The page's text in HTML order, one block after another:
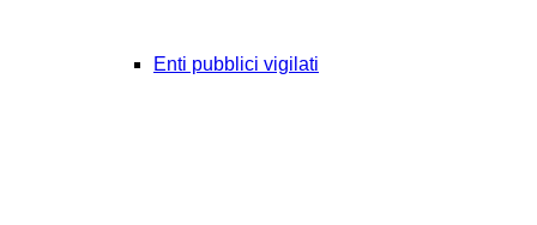
Enti pubblici vigilati